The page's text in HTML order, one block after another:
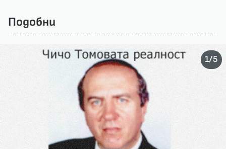
Подобни
1/5